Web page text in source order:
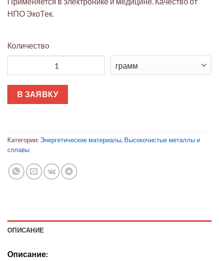
НПО ЭкоТек.
Количество
В ЗАЯВКУ
Категории: Энергетические материалы, Высокочистые металлы и
сплавы
ОПИСАНИЕ
Описание: